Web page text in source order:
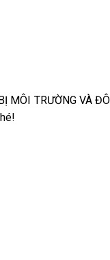
MÔI TRƯỜNG VÀ